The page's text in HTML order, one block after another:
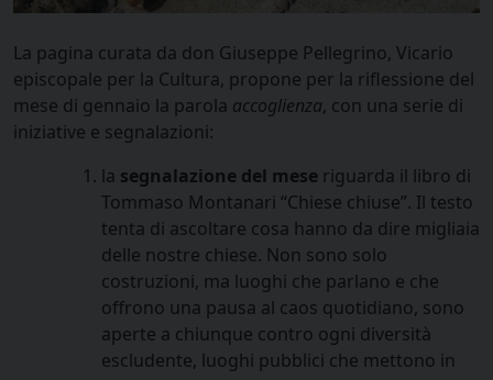
La pagina curata da don Giuseppe Pellegrino, Vicario
episcopale per la Cultura, propone per la riflessione del
mese di gennaio la parola accoglienza, con una serie di
iniziative e segnalazioni:
la segnalazione del mese riguarda il libro di
Tommaso Montanari “Chiese chiuse”. Il testo
tenta di ascoltare cosa hanno da dire migliaia
delle nostre chiese. Non sono solo
costruzioni, ma luoghi che parlano e che
offrono una pausa al caos quotidiano, sono
aperte a chiunque contro ogni diversità
escludente, luoghi pubblici che mettono in